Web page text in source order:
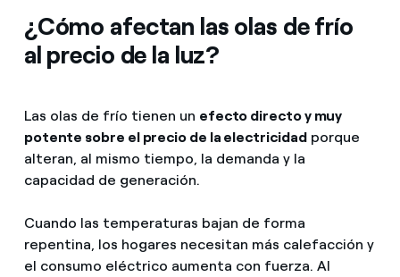
¿Cómo afectan las olas de frío
al precio de la luz?
Las olas de frío tienen un efecto directo y muy
potente sobre el precio de la electricidadporque
alteran, al mismo tiempo, la demanda y la
capacidad de generación.
Cuando las temperaturas bajan de forma
repentina, los hogares necesitan más calefacción y
el consumo eléctrico aumenta con fuerza. Al